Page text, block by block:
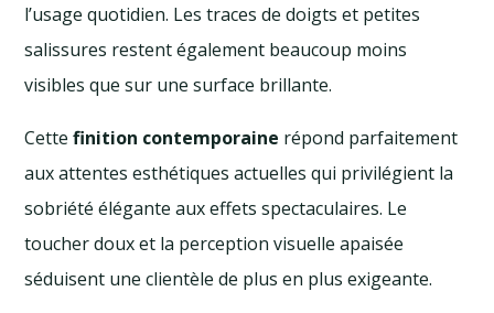
l’usage quotidien. Les traces de doigts et petites
salissures restent également beaucoup moins
visibles que sur une surface brillante.
Cettefinition contemporaine répond parfaitement
aux attentes esthétiques actuelles qui privilégient la
sobriété élégante aux effets spectaculaires. Le
toucher doux et la perception visuelle apaisée
séduisent une clientèle de plus en plus exigeante.